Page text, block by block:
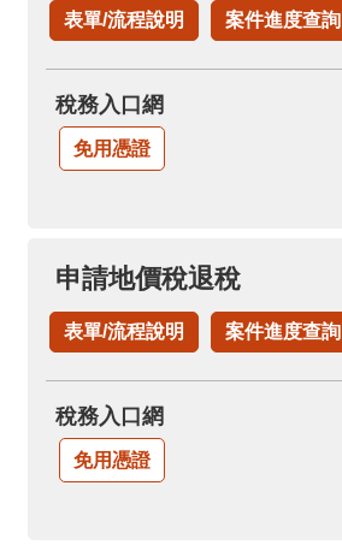
表單/流程說明 案件進度查詢
稅務入口網
免用憑證
申請地價稅退稅
表單/流程說明 案件進度查詢
稅務入口網
免用憑證